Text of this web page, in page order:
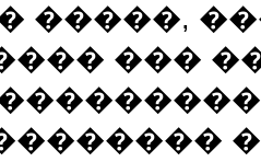
�����,
���